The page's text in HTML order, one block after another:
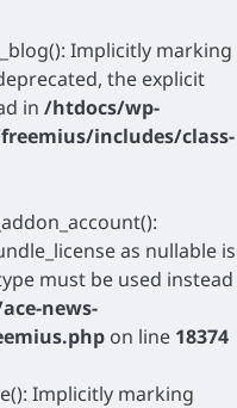
Implicitly marking
the explicit
in /htdocs/wp-
includes/class-
as nullable is
must be used instead
news-
on line 18374
Implicitly marking